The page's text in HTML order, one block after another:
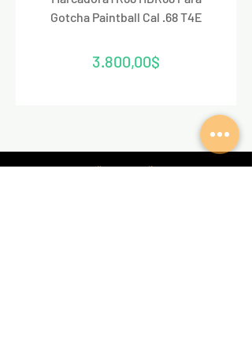
Gotcha Paintball Cal .68 T4E
Precio
3.800,00$